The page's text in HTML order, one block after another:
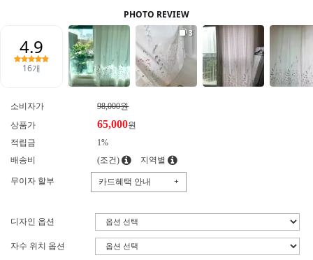
소비자가
98,000원
상품가
65,000원
적립금
1%
배송비
(조건) 지역별
무이자 할부 카드혜택 안내 +
디자인 옵션
자수 위치 옵션